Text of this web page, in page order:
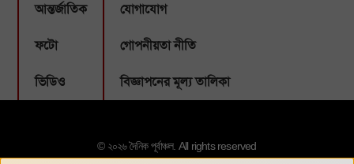
আন্তর্জাতিক
ফটো
ভিডিও
যোগাযোগ
গোপনীয়তা নীতি
বিজ্ঞাপনের মূল্য তালিকা
© ২০২৬ দৈনিক পূর্বাঞ্চল. All rights reserved